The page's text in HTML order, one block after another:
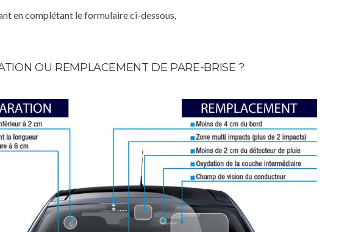
en complétant le formulaire ci-dessous,
OU REMPLACEMENT DE PARE-BRISE ?